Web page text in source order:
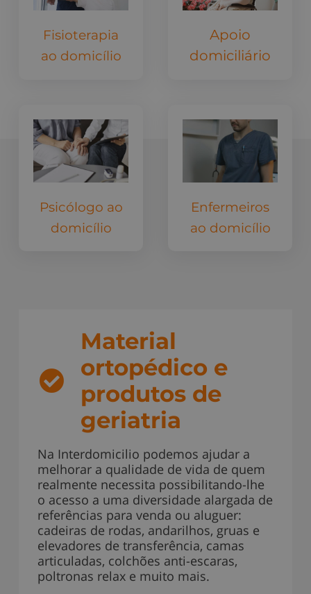
Fisioterapia
ao domicílio
Apoio
domiciliário
Psicólogo ao
domicílio
Enfermeiros
ao domicílio
Material
ortopédico e
produtos de
geriatria
Na Interdomicilio podemos ajudar a
melhorar a qualidade de vida de quem
realmente necessita possibilitando-lhe
o acesso a uma diversidade alargada de
referências para venda ou aluguer:
cadeiras de rodas, andarilhos, gruas e
elevadores de transferência, camas
articuladas, colchões anti-escaras,
poltronas relax e muito mais.